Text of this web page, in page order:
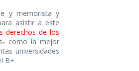
y memorista y
asistir a este
derechos de los
como la mejor
universidades
B+.